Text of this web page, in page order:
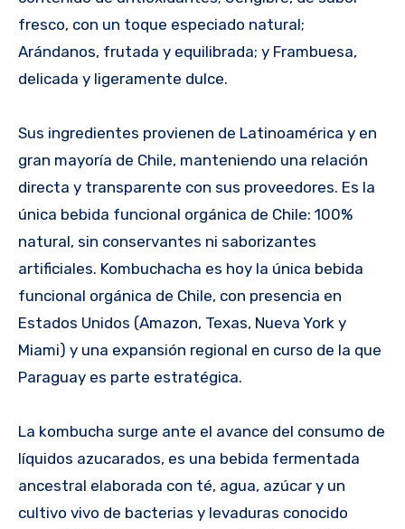
fresco, con un toque especiado natural;
Arándanos, frutada y equilibrada; y Frambuesa,
delicada y ligeramente dulce.
Sus ingredientes provienen de Latinoamérica y en
gran mayoría de Chile, manteniendo una relación
directa y transparente con sus proveedores. Es la
única bebida funcional orgánica de Chile: 100%
natural, sin conservantes ni saborizantes
artificiales. Kombuchacha es hoy la única bebida
funcional orgánica de Chile, con presencia en
Estados Unidos (Amazon, Texas, Nueva York y
Miami) y una expansión regional en curso de la que
Paraguay es parte estratégica.
La kombucha surge ante el avance del consumo de
líquidos azucarados, es una bebida fermentada
ancestral elaborada con té, agua, azúcar y un
cultivo vivo de bacterias y levaduras conocido